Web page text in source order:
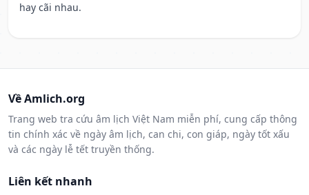
hay cãi nhau.
Về Amlich.org
Trang web tra cứu âm lịch Việt Nam miễn phí, cung cấp thông
tin chính xác về ngày âm lịch, can chi, con giáp, ngày tốt xấu
và các ngày lễ tết truyền thống.
Liên kết nhanh